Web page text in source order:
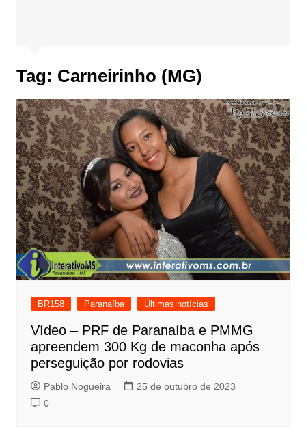
Tag: Carneirinho (MG)
BR158 Paranaíba Últimas notícias
Vídeo – PRF de Paranaíba e PMMG
apreendem 300 Kg de maconha após
perseguição por rodovias
Pablo Nogueira
25 de outubro de 2023
0